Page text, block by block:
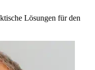
Lösungen für den